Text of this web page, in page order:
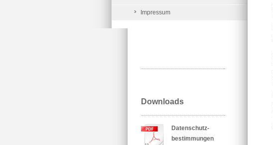
Impressum
Downloads
Datenschutz-
bestimmungen